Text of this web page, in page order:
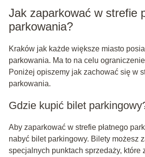
Jak zaparkować w strefie
parkowania?
Kraków jak każde większe miasto
parkowania. Ma to na celu
Poniżej opiszemy jak zachować się w
parkowania.
Gdzie kupić bilet
Aby zaparkować w strefie płatnego
nabyć bilet parkingowy. Bilety możesz
specjalnych punktach sprzedaży, które